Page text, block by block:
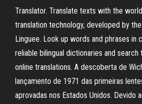
Translator. Translate texts with the
translation technology, developed by
Linguee. Look up words and phrases in
reliable bilingual dictionaries and search
online translations. A descoberta de
lançamento de 1971 das primeiras
aprovadas nos Estados Unidos. Devido